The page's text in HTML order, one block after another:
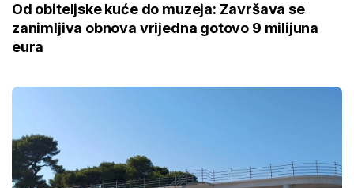
Od obiteljske kuće do muzeja: Završava se
zanimljiva obnova vrijedna gotovo 9 milijuna
eura